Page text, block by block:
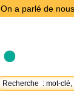
On a parlé de nous